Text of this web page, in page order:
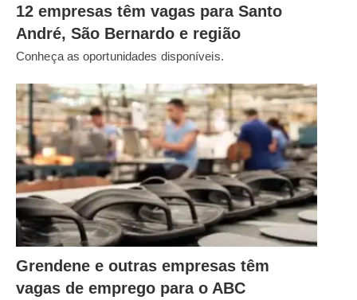
12 empresas têm vagas para Santo
André, São Bernardo e região
Conheça as oportunidades disponíveis.
Grendene e outras empresas têm
vagas de emprego para o ABC